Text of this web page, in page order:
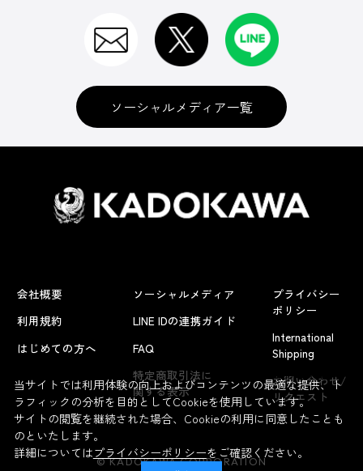
よくあるお問い合わせ
ソーシャルメディア一覧
会社概要
利用規約
はじめての方へ
ソーシャルメディア
LINE IDの連携ガイド
FAQ
特定商取引法に
関する表示
プライバシー
ポリシー
International
Shipping
お問い合わせ/
リクエスト
© KADOKAWA CORPORATION
当サイトでは利用体験の向上およびコンテンツの最適な提供、ト
ラフィックの分析を目的としてCookieを使用しています。
サイトの閲覧を継続された場合、Cookieの利用に同意したことも
のといたします。
詳細についてはプライバシーポリシーをご確認ください。